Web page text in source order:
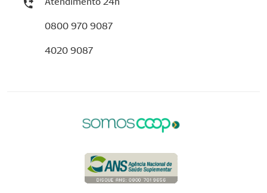
0800 970 9087
4020 9087